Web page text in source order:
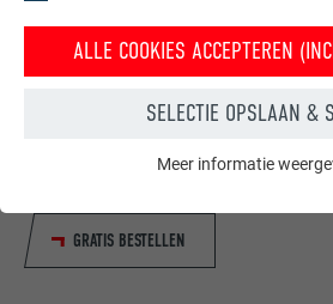
Gratis brochures bestellen
hoogwaterbescherming – met PREFA
aluminium ziet uw huis er niet alleen
GRATIS BESTELLEN
ALLE COOKIES ACCEPTEREN
SELECTIE OPSLAAN &
onberispelijk werkt.
Meer informatie